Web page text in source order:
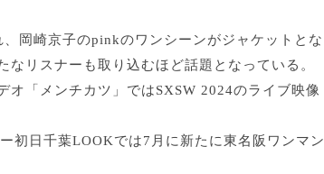
岡崎京子のpinkのワンシーンがジャケットとな
なリスナーも取り込むほど話題となっている。
オ「メンチカツ」 ではSXSW 2024のライブ映像
初日千葉LOOKでは7月に新たに東名阪ワンマン